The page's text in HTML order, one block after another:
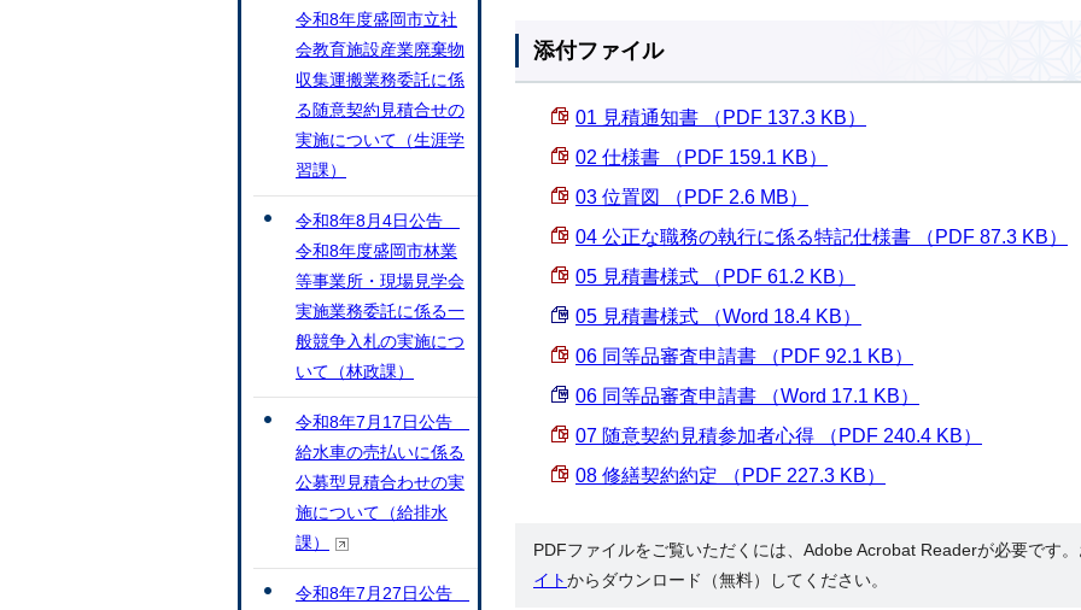
添付ファイル
01 見積通知書 （PDF 137.3 KB）
02 仕様書 （PDF 159.1 KB）
03 位置図 （PDF 2.6 MB）
04 公正な職務の執行に係る特記仕様書 （PDF 87.3 KB）
05 見積書様式 （PDF 61.2 KB）
05 見積書様式 （Word 18.4 KB）
06 同等品審査申請書 （PDF 92.1 KB）
06 同等品審査申請書 （Word 17.1 KB）
07 随意契約見積参加者心得 （PDF 240.4 KB）
08 修繕契約約定 （PDF 227.3 KB）
PDFファイルをご覧いただくには、Adobe Acrobat Readerが必要です
イトからダウンロード（無料）してください。
令和8年度盛岡市立社
会教育施設産業廃棄物
収集運搬業務委託に係
る随意契約見積合せの
実施について（生涯学
習課）
令和8年8月4日公告
令和8年度盛岡市林業
等事業所・現場見学会
実施業務委託に係る一
般競争入札の実施につ
いて（林政課）
令和8年7月17日公告
給水車の売払いに係る
公募型見積合わせの実
施について（給排水
課）
令和8年7月27日公告